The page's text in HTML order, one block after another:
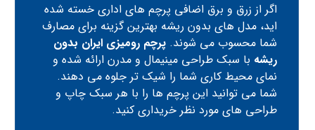
اگر از زرق و برق اضافی پرچم های اداری خسته شده
اید، مدل های بدون ریشه بهترین گزینه برای مصارف
شما محسوب می شوند.پرچم رومیزی ایران بدون
ریشه با سبک طراحی مینیمال و مدرن ارائه شده و
نمای محیط کاری شما را شیک تر جلوه می دهند.
شما می توانید این پرچم ها را با هر سبک چاپ و
طراحی های مورد نظر خریداری کنید.